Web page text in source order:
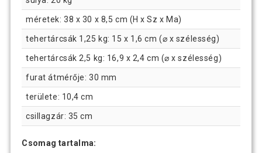
méretek: 38 x 30 x 8,5 cm (H x Sz x Ma)
tehertárcsák 1,25 kg: 15 x 1,6 cm (⌀ x szélesség)
tehertárcsák 2,5 kg: 16,9 x 2,4 cm (⌀ x szélesség)
furat átmérője: 30 mm
területe: 10,4 cm
csillagzár: 35 cm
Csomag tartalma: